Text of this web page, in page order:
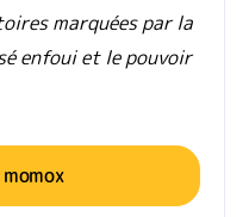
marquées par la
enfoui et le pouvoir